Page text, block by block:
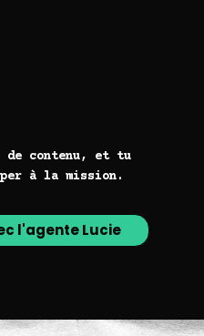
de contenu, et tu
à la mission.
l'agente Lucie